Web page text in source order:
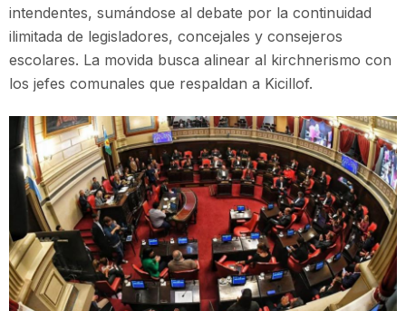
intendentes, sumándose al debate por la continuidad
ilimitada de legisladores, concejales y consejeros
escolares. La movida busca alinear al kirchnerismo con
los jefes comunales que respaldan a Kicillof.